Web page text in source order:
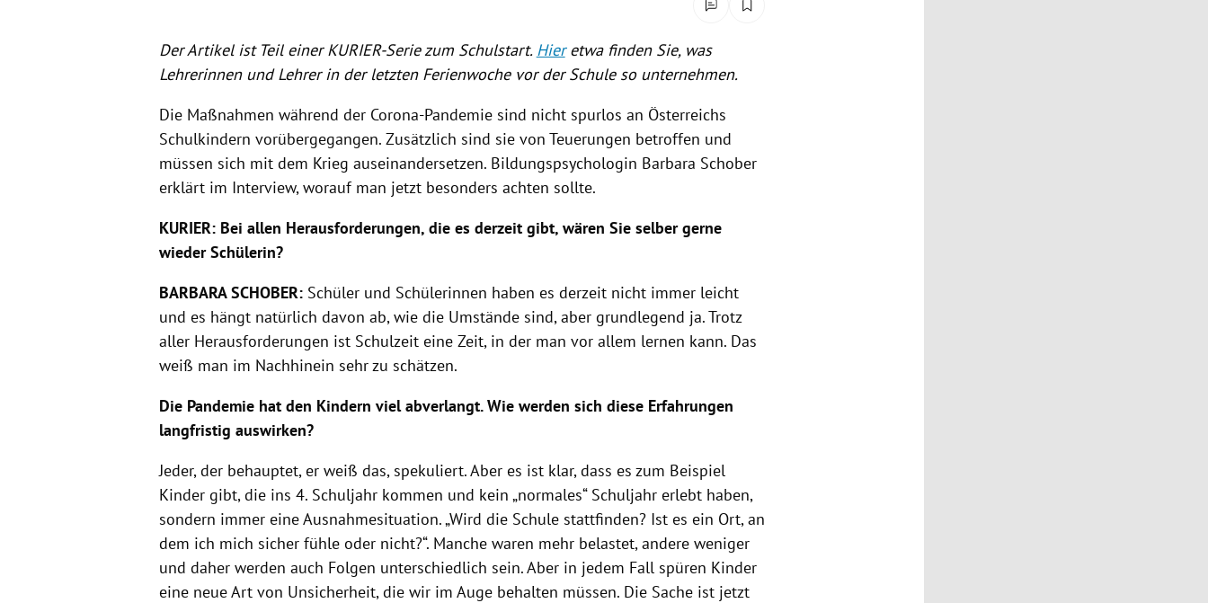
Der Artikel ist Teil einer KURIER-Serie zum Schulstart. Hieretwa finden Sie, was
Lehrerinnen und Lehrer in der letzten Ferienwoche vor der Schule so unternehmen.
Die Maßnahmen während der Corona-Pandemie sind nicht spurlos an Österreichs
Schulkindern vorübergegangen. Zusätzlich sind sie von Teuerungen betroffen und
müssen sich mit dem Krieg auseinandersetzen. Bildungspsychologin Barbara Schober
erklärt im Interview, worauf man jetzt besonders achten sollte.
KURIER: Bei allen Herausforderungen, die es derzeit gibt, wären Sie selber gerne
wieder Schülerin?
BARBARA SCHOBER:Schüler und Schülerinnen haben es derzeit nicht immer leicht
und es hängt natürlich davon ab, wie die Umstände sind, aber grundlegend ja. Trotz
aller Herausforderungen ist Schulzeit eine Zeit, in der man vor allem lernen kann. Das
weiß man im Nachhinein sehr zu schätzen.
Die Pandemie hat den Kindern viel abverlangt. Wie werden sich diese Erfahrungen
langfristig auswirken?
Jeder, der behauptet, er weiß das, spekuliert. Aber es ist klar, dass es zum Beispiel
Kinder gibt, die ins 4. Schuljahr kommen und kein „normales“ Schuljahr erlebt haben,
sondern immer eine Ausnahmesituation. „Wird die Schule stattfinden? Ist es ein Ort, an
dem ich mich sicher fühle oder nicht?“. Manche waren mehr belastet, andere weniger
und daher werden auch Folgen unterschiedlich sein. Aber in jedem Fall spüren Kinder
eine neue Art von Unsicherheit, die wir im Auge behalten müssen. Die Sache ist jetzt